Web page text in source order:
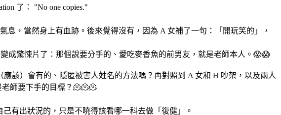
了： "No one copies."
，當然身上有血跡。後來覺得沒有，因為 A 女補了一句：「開玩笑的」，
成驚悚片了：那個說要分手的、愛吃麥香魚的前男友，就是老師本人。😱😱
該）會有的、隱匿被害人姓名的方法嗎？再對照到 A 女和 H 吵架，以及兩人
師要下手的目標？🫠🫠🫠
有出狀況的，只是不曉得該看哪一科去做「復健」。